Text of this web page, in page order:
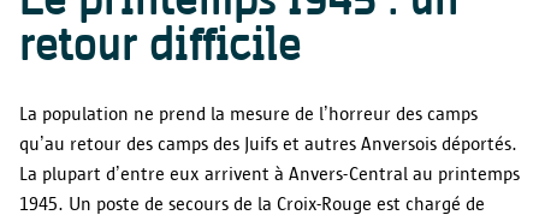
retour difficile
La population ne prend la mesure de l’horreur des camps
qu’au retour des camps des Juifs et autres Anversois déportés.
La plupart d’entre eux arrivent à Anvers-Central au printemps
1945. Un poste de secours de la Croix-Rouge est chargé de